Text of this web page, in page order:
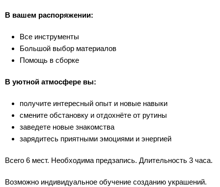
В вашем распоряжении:
Все инструменты
Большой выбор материалов
Помощь в сборке
В уютной атмосфере вы:
получите интересный опыт и новые навыки
смените обстановку и отдохнёте от рутины
заведете новые знакомства
зарядитесь приятными эмоциями и энергией
Всего 6 мест. Необходима предзапись. Длительность 3 часа.
Возможно индивидуальное обучение созданию украшений.